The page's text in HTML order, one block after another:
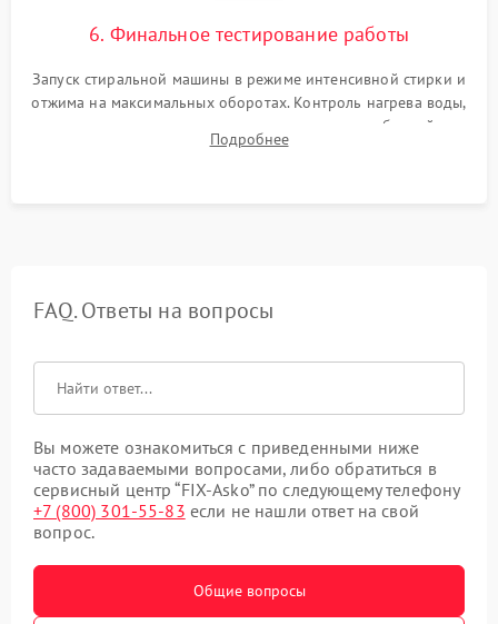
6. Финальное тестирование работы
Запуск стиральной машины в режиме интенсивной стирки и
отжима на максимальных оборотах. Контроль нагрева воды,
корректности слива, отсутствия излишних вибраций,
посторонних стуков и протечек под корпусом.
Подробнее
FAQ. Ответы на вопросы
Вы можете ознакомиться с приведенными ниже
часто задаваемыми вопросами, либо обратиться в
сервисный центр “FIX-Asko” по следующему телефону
+7 (800) 301-55-83 если не нашли ответ на свой
вопрос.
Общие вопросы